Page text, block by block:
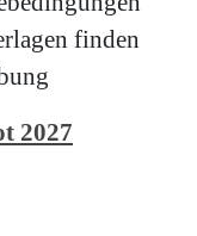
finden
2027